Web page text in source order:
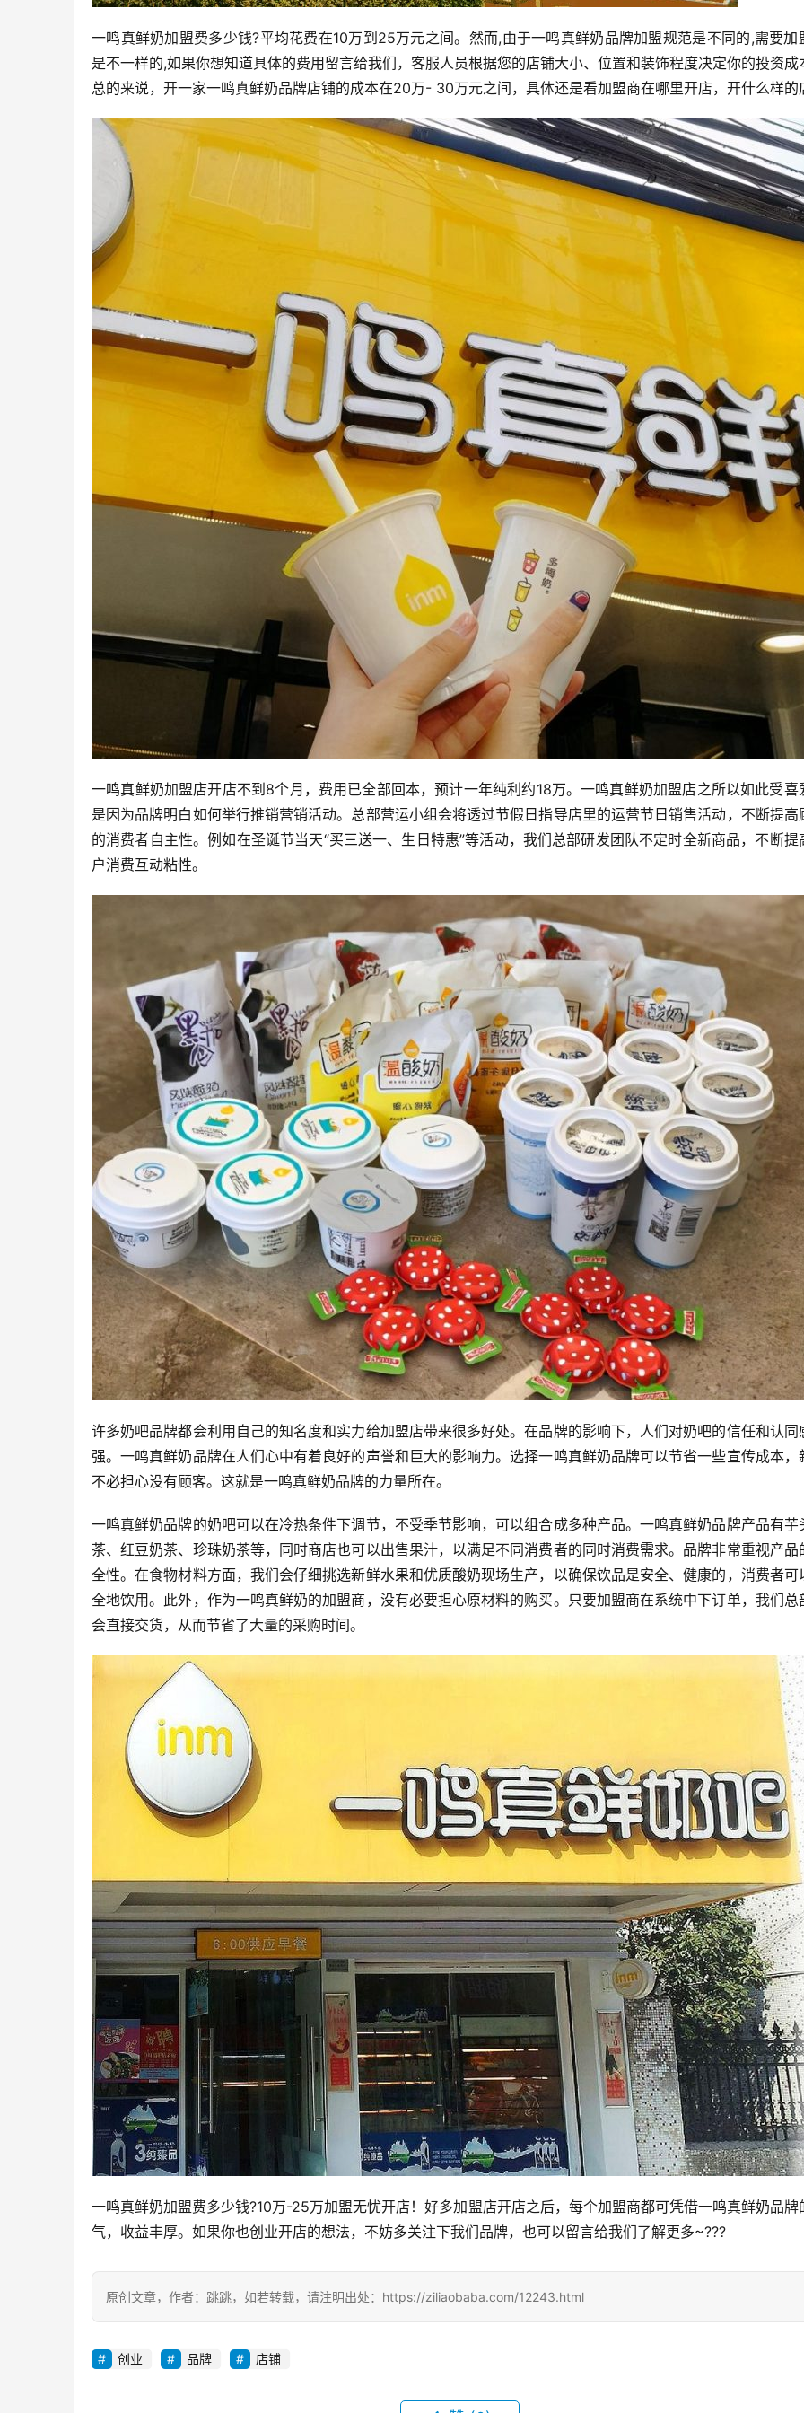
一鸣真鲜奶加盟费多少钱?平均花费在10万到25万元之间。然而,由于一鸣真鲜奶品牌加盟规范是不同的,需要加
是不一样的,如果你想知道具体的费用留言给我们，客服人员根据您的店铺大小、位置和装饰程度决定你的投资成
总的来说，开一家一鸣真鲜奶品牌店铺的成本在20万- 30万元之间，具体还是看加盟商在哪里开店，开什么样的
一鸣真鲜奶加盟店开店不到8个月，费用已全部回本，预计一年纯利约18万。一鸣真鲜奶加盟店之所以如此受喜
是因为品牌明白如何举行推销营销活动。总部营运小组会将透过节假日指导店里的运营节日销售活动，不断提高
的消费者自主性。例如在圣诞节当天“买三送一、生日特惠”等活动，我们总部研发团队不定时全新商品，不断提
户消费互动粘性。
许多奶吧品牌都会利用自己的知名度和实力给加盟店带来很多好处。在品牌的影响下，人们对奶吧的信任和认同
强。一鸣真鲜奶品牌在人们心中有着良好的声誉和巨大的影响力。选择一鸣真鲜奶品牌可以节省一些宣传成本，
不必担心没有顾客。这就是一鸣真鲜奶品牌的力量所在。
一鸣真鲜奶品牌的奶吧可以在冷热条件下调节，不受季节影响，可以组合成多种产品。一鸣真鲜奶品牌产品有芋
茶、红豆奶茶、珍珠奶茶等，同时商店也可以出售果汁，以满足不同消费者的同时消费需求。品牌非常重视产品
全性。在食物材料方面，我们会仔细挑选新鲜水果和优质酸奶现场生产，以确保饮品是安全、健康的，消费者可
全地饮用。此外，作为一鸣真鲜奶的加盟商，没有必要担心原材料的购买。只要加盟商在系统中下订单，我们总
会直接交货，从而节省了大量的采购时间。
一鸣真鲜奶加盟费多少钱?10万-25万加盟无忧开店！好多加盟店开店之后，每个加盟商都可凭借一鸣真鲜奶品牌
气，收益丰厚。如果你也创业开店的想法，不妨多关注下我们品牌，也可以留言给我们了解更多~???
原创文章，作者：跳跳，如若转载，请注明出处：https://ziliaobaba.com/12243.html
创业 品牌 店铺